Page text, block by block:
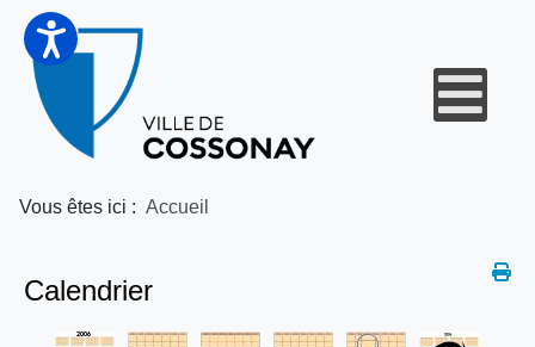
Vous êtes ici : Accueil
Calendrier